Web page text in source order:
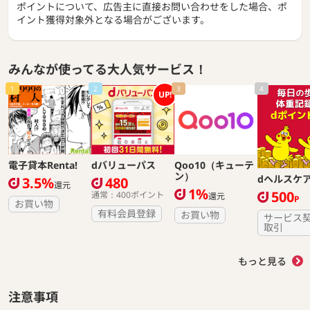
ポイントについて、広告主に直接お問い合わせをした場合、ポ
イント獲得対象外となる場合がございます。
みんなが使ってる大人気サービス！
1
電子貸本Renta!
3.5%還元
お買い物
2 UP!
dバリューパス
480
通常：400ポイント
有料会員登録
3
Qoo10（キューテ
ン）
1%還元
お買い物
4
dヘルスケ
500P
サービス
取引
もっと見る
注意事項